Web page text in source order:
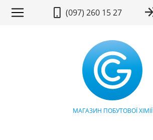
(097) 260 15 27
МАГАЗИН ПОБУТОВОЇ ХІМІЇ